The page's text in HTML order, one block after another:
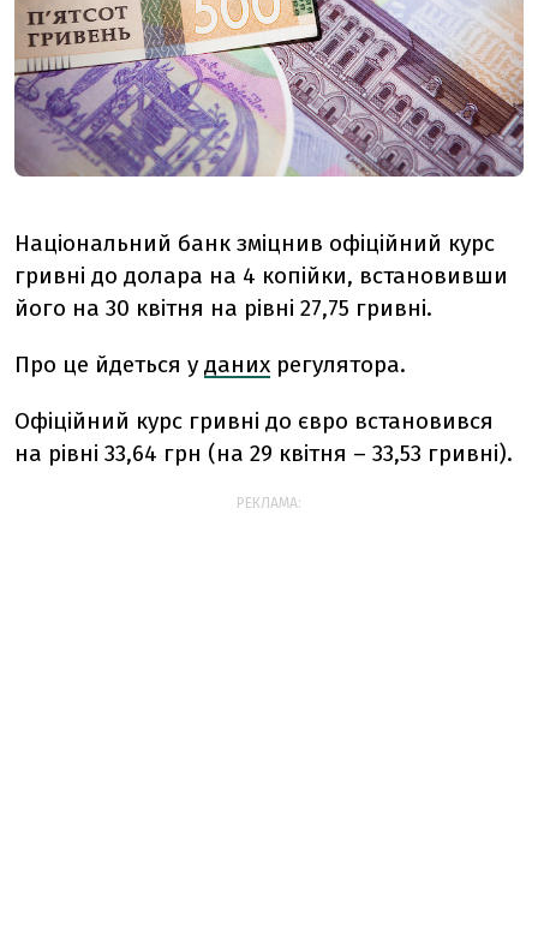
Національний банк зміцнив офіційний курс
гривні до долара на 4 копійки, встановивши
його на 30 квітня на рівні 27,75 гривні.
Про це йдеться у даних регулятора.
Офіційний курс гривні до євро встановився
на рівні 33,64 грн (на 29 квітня – 33,53 гривні).
РЕКЛАМА: